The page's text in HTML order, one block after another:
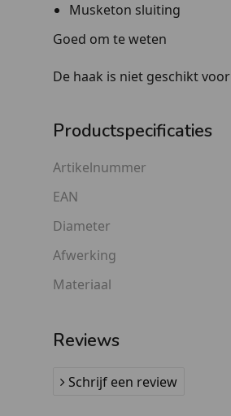
Musketon sluiting
Goed om te weten
De haak is niet geschikt
Productspecificaties
Artikelnummer
EAN
Diameter
Afwerking
Materiaal
Reviews
Schrijf een review